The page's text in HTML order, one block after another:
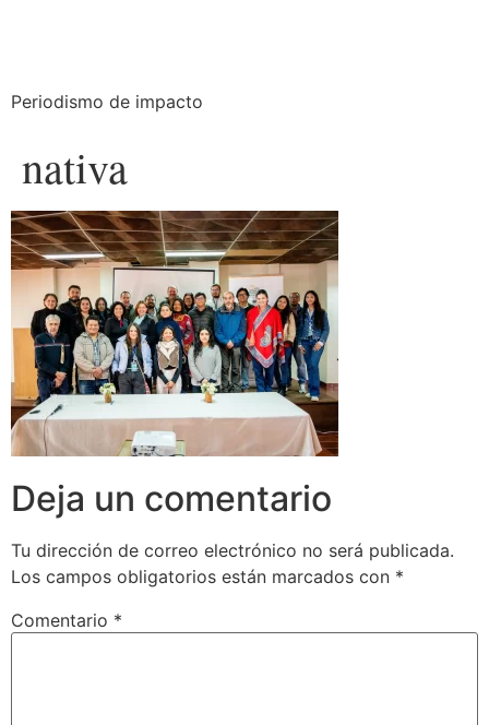
Periodismo de impacto
nativa
Deja un comentario
Tu dirección de correo electrónico no será publicada.
Los campos obligatorios están marcados con *
Comentario *